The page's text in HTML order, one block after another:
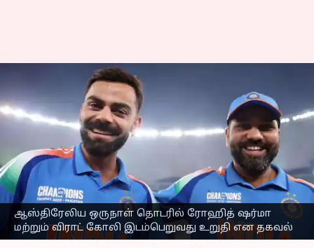
ஆஸ்திரேலிய ஒருநாள் தொடரில் ரோஹித் ஷர்மா
மற்றும் விராட் கோலி இடம்பெறுவது உறுதி என தகவல்
ஆஸ்திரேலிய ஒருநாள்
தொடரில் ரோஹித் ஷர்மா
மற்றும் விராட் கோலி
இடம்பெறுவது உறுதி
எனத் தகவல்
எழுதியவர் Sekar Chinnappan Oct 03, 2025 08:50 pm
செய்தி முன்னோட்டம்